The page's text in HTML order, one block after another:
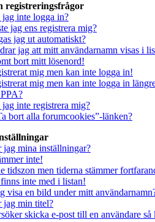
registreringsfrågor
inte logga in?
jag ens registrera mig?
jag ut automatiskt?
jag att mitt användarnamn visas i
bort mitt lösenord!
mig men kan inte logga in!
mig men kan inte logga in
inte registrera mig?
bort alla forumcookies”-länken?
jag mina inställningar?
inte!
tidszon men tiderna stämmer
inte med i listan!
visa en bild under mitt
jag min titel?
skicka e-post till en användare